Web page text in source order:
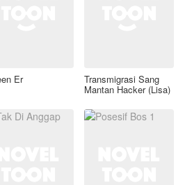
Er Transmigrasi Sang
Mantan Hacker (Lisa)